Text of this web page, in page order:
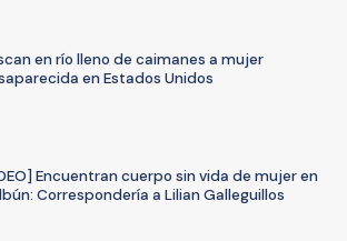
en río lleno de caimanes a mujer
en Estados Unidos
Encuentran cuerpo sin vida de mujer en
Correspondería a Lilian Galleguillos